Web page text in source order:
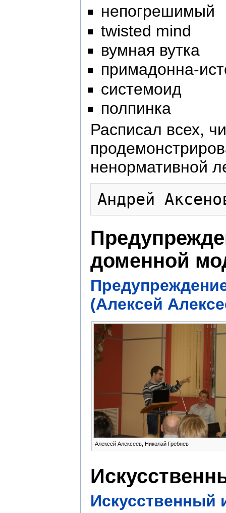
непогрешимый
twisted mind
вумная вутка
примадонна-
системоид
полпинка
Расписал всех,
ненормативной
доменной
(Алексей
Алексей Алексеев, Николай Гребнев
Искусственный